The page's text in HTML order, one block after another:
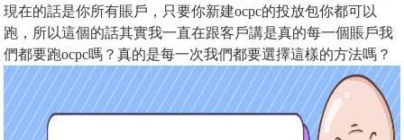
現在的話是你所有賬戶，只要你新建ocpc的投放包你都可以
跑，所以這個的話其實我一直在跟客戶講是真的每一個賬戶我
們都要跑ocpc嗎？真的是每一次我們都要選擇這樣的方法嗎？